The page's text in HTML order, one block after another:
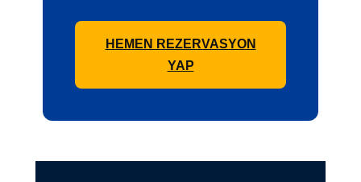
HEMEN REZERVASYON
YAP